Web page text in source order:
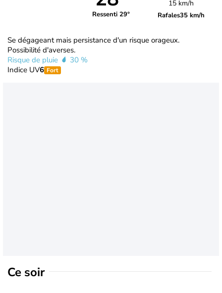
Ressenti 29°
15 km/h
Rafales35 km/h
Se dégageant mais persistance d'un risque orageux.
Possibilité d'averses.
Risque de pluie
30 %
Indice UV6 Fort
Ce soir